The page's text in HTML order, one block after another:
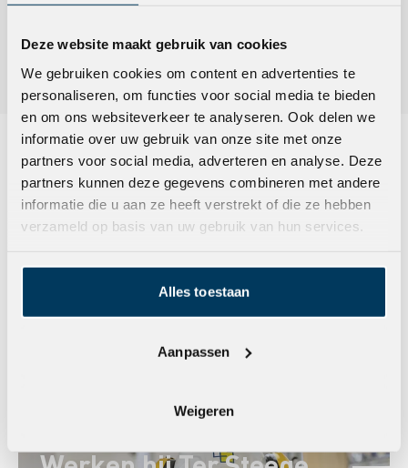
Deze website maakt gebruik van cookies
We gebruiken cookies om content en advertenties te
personaliseren, om functies voor social media te bieden
en om ons websiteverkeer te analyseren. Ook delen we
informatie over uw gebruik van onze site met onze
partners voor social media, adverteren en analyse. Deze
partners kunnen deze gegevens combineren met andere
informatie die u aan ze heeft verstrekt of die ze hebben
verzameld op basis van uw gebruik van hun services.
Alles toestaan
Aanpassen
Weigeren
Dat zie je in onze werkwijze
Van gebiedsontwikkeling tot nieuwbouw en renovatie… op
ons kun je bouwen. Onze collega’s zijn stuk voor stuk
echt samen. Met ons team én met onze opdrachtgevers.
Omdat we weten dat we samen meer bereiken. Dus zeg